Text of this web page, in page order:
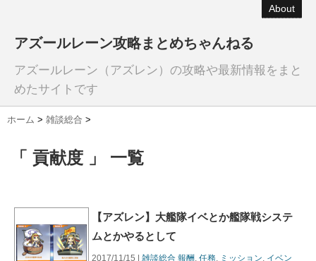
About
アズールレーン攻略まとめちゃんねる
アズールレーン（アズレン）の攻略や最新情報をまと
めたサイトです
ホーム > 雑談総合 >
「 貢献度 」 一覧
【アズレン】大艦隊イベとか艦隊戦システ
ムとかやるとして
2017/11/15 | 雑談総合 報酬, 任務, ミッション, イベン